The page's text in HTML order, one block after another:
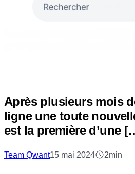
Après plusieurs mois
ligne une toute
est la première d’une
Team Qwant15 mai 2024 2min